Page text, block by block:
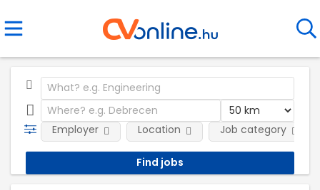
Employer Location Job category